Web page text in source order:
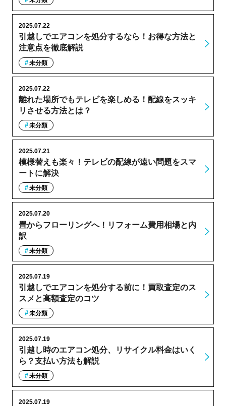
引越しでエアコンを処分するなら！お得な方法と
注意点を徹底解説
2025.07.22
未分類
離れた場所でもテレビを楽しめる！配線をスッキ
リさせる方法とは？
2025.07.22
未分類
模様替えも楽々！テレビの配線が遠い問題をスマ
ートに解決
2025.07.21
未分類
畳からフローリングへ！リフォーム費用相場と内
訳
2025.07.20
未分類
引越しでエアコンを処分する前に！買取査定のス
スメと高額査定のコツ
2025.07.19
未分類
引越し時のエアコン処分、リサイクル料金はいく
ら？支払い方法も解説
2025.07.19
未分類
2025.07.19